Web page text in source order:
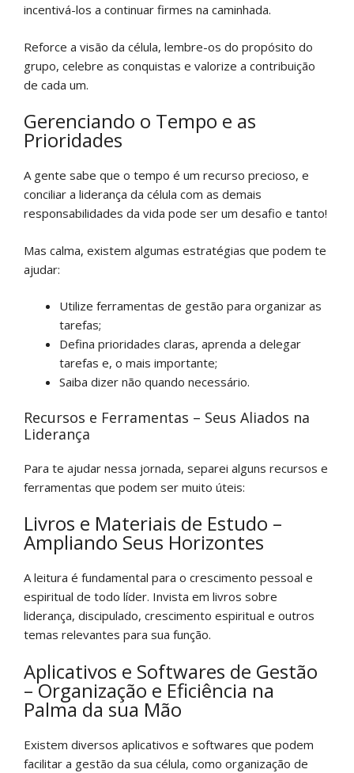
incentivá-los a continuar firmes na caminhada.
Reforce a visão da célula, lembre-os do propósito do
grupo, celebre as conquistas e valorize a contribuição
de cada um.
Gerenciando o Tempo e as
Prioridades
A gente sabe que o tempo é um recurso precioso, e
conciliar a liderança da célula com as demais
responsabilidades da vida pode ser um desafio e tanto!
Mas calma, existem algumas estratégias que podem te
ajudar:
Utilize ferramentas de gestão para organizar as
tarefas;
Defina prioridades claras, aprenda a delegar
tarefas e, o mais importante;
Saiba dizer não quando necessário.
Recursos e Ferramentas – Seus Aliados na
Liderança
Para te ajudar nessa jornada, separei alguns recursos e
ferramentas que podem ser muito úteis:
Livros e Materiais de Estudo –
Ampliando Seus Horizontes
A leitura é fundamental para o crescimento pessoal e
espiritual de todo líder. Invista em livros sobre
liderança, discipulado, crescimento espiritual e outros
temas relevantes para sua função.
Aplicativos e Softwares de Gestão
– Organização e Eficiência na
Palma da sua Mão
Existem diversos aplicativos e softwares que podem
facilitar a gestão da sua célula, como organização de